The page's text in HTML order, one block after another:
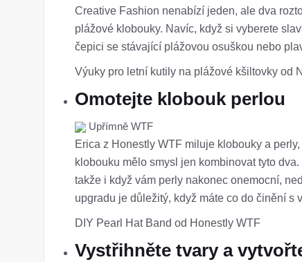
Creative Fashion nenabízí jeden, ale dva
plážové klobouky. Navíc, když si vyberete
čepici se stávající plážovou osuškou nebo
Výuky pro letní kutily na plážové kšiltovky od
Omotejte klobouk perlou
Upřímně WTF
Erica z Honestly WTF miluje klobouky a
klobouku mělo smysl jen kombinovat tyto
takže i když vám perly nakonec onemocní,
upgradu je důležitý, když máte co do činění s
DIY Pearl Hat Band od Honestly WTF
Vystřihněte tvary a